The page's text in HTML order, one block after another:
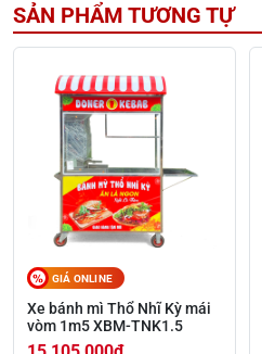
SẢN PHẨM TƯƠNG TỰ
GIÁ ONLINE
Xe bánh mì Thổ Nhĩ Kỳ mái
vòm 1m5 XBM-TNK1.5